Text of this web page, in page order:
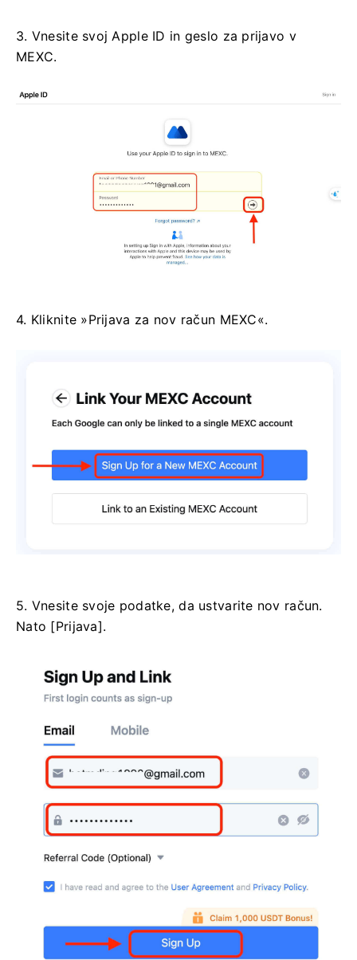
3. Vnesite svoj Apple ID in geslo za prijavo v
MEXC.
4. Kliknite »Prijava za nov račun MEXC«.
5. Vnesite svoje podatke, da ustvarite nov račun.
Nato [Prijava].